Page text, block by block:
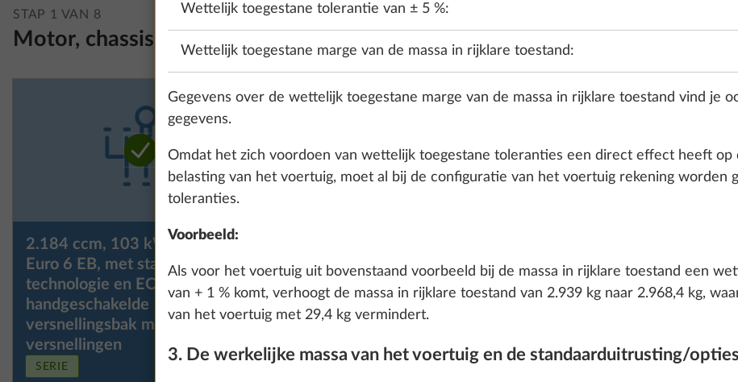
STAP 1 VAN 8
Motor, chassis
2.184 ccm, 103 kW/140 pk,
Euro 6 EB, met start-stop-
technologie en ECO-Pack met
handgeschakelde
versnellingsbak met 6
versnellingen
SERIE
Euro 6 EB, met start-/stop-
technologie en ECO-Pack met
automatische versnellingsbak
met 8 versnellingen
€ 3.874
Euro VI E, met 8
en automatische
versnellingsbak
Wettelijk toegestane tolerantie van ± 5 %:
Wettelijk toegestane marge van de massa in rijklare toestand:
Gegevens over de wettelijk toegestane marge van de massa in rijklare toestand vind je
gegevens.
Omdat het zich voordoen van wettelijk toegestane toleranties een direct effect heeft
belasting van het voertuig, moet al bij de configuratie van het voertuig rekening worden
toleranties.
Voorbeeld:
Als voor het voertuig uit bovenstaand voorbeeld bij de massa in rijklare toestand een
van + 1 % komt, verhoogt de massa in rijklare toestand van 2.939 kg naar 2.968,4 kg,
van het voertuig met 29,4 kg vermindert.
3. De werkelijke massa van het voertuig en de standaarduitrusting/opties